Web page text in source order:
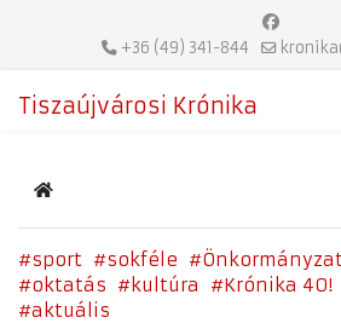
+36 (49) 341-844
Tiszaújvárosi Krónika
Home
sport sokféle
oktatás
kultúra Krónika 40!
aktuális